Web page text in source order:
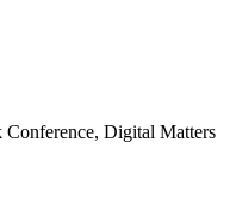
Digital Matters